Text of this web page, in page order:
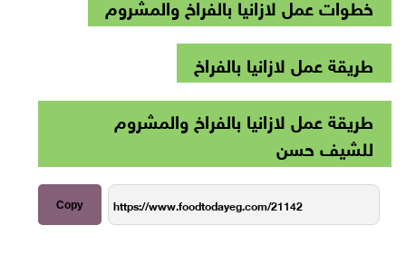
طريقة عمل لازانيا بالفراخ
طريقة عمل لازانيا بالفراخ والمشروم
للشيف حسن
Copy